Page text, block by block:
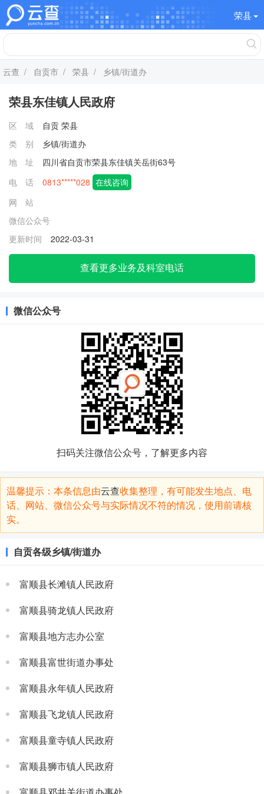
荣县
云查 / 自贡市 / 荣县 / 乡镇/街道办
荣县东佳镇人民政府
区 域 自贡 荣县
类 别
乡镇/街道办
地 址
四川省自贡市荣县东佳镇关岳街63号
电 话
0813*****028 在线咨询
网 站
微信公众号
更新时间
2022-03-31
查看更多业务及科室电话
微信公众号
扫码关注微信公众号，了解更多内容
温馨提示：本条信息由云查收集整理，有可能发生地点、电
话、网站、微信公众号与实际情况不符的情况，使用前请核
实。
自贡各级乡镇/街道办
富顺县长滩镇人民政府
富顺县骑龙镇人民政府
富顺县地方志办公室
富顺县富世街道办事处
富顺县永年镇人民政府
富顺县飞龙镇人民政府
富顺县童寺镇人民政府
富顺县狮市镇人民政府